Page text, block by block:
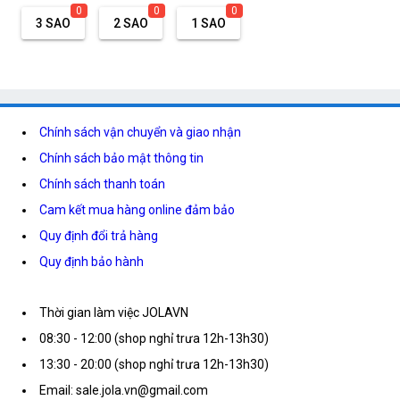
3 SAO
0
2 SAO
0
1 SAO
0
Chính sách vận chuyển và giao nhận
Chính sách bảo mật thông tin
Chính sách thanh toán
Cam kết mua hàng online đảm bảo
Quy định đổi trả hàng
Quy định bảo hành
Thời gian làm việc JOLAVN
08:30 - 12:00 (shop nghỉ trưa 12h-13h30)
13:30 - 20:00 (shop nghỉ trưa 12h-13h30)
Email: sale.jola.vn@gmail.com